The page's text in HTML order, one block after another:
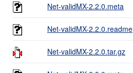
Net-validMX-2.2.0.meta
Net-validMX-2.2.0.readme
Net-validMX-2.2.0.tar.gz